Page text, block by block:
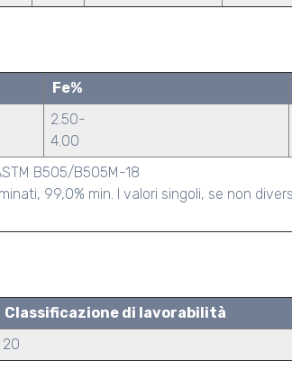
Fe%
B505/B505M-18
99,0% min. I valori singoli, se non
2.50-
4.00
Classificazione di lavorabilità
20